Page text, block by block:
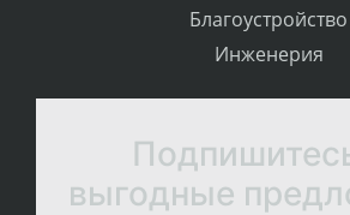
Благоустройство
Инженерия
выгодные